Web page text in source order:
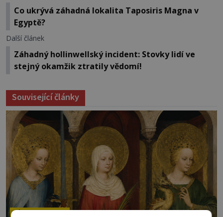
Co ukrývá záhadná lokalita Taposiris Magna v
Egyptě?
Další článek
Záhadný hollinwellský incident: Stovky lidí ve
stejný okamžik ztratily vědomí!
Související články
ZÁHADY HISTORIE